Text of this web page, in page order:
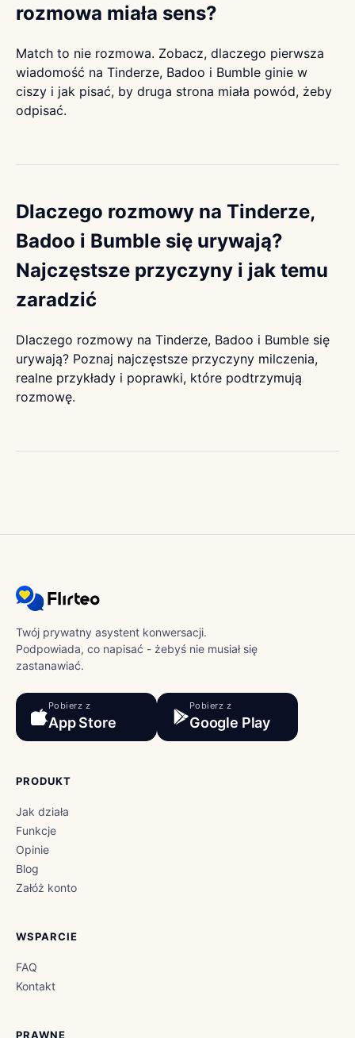
rozmowa miała sens?
Match to nie rozmowa. Zobacz, dlaczego pierwsza
wiadomość na Tinderze, Badoo i Bumble ginie w
ciszy i jak pisać, by druga strona miała powód, żeby
odpisać.
Dlaczego rozmowy na Tinderze,
Badoo i Bumble się urywają?
Najczęstsze przyczyny i jak temu
zaradzić
Dlaczego rozmowy na Tinderze, Badoo i Bumble się
urywają? Poznaj najczęstsze przyczyny milczenia,
realne przykłady i poprawki, które podtrzymują
rozmowę.
Twój prywatny asystent konwersacji.
Podpowiada, co napisać - żebyś nie musiał się
zastanawiać.
Pobierz z
App Store
Pobierz z
Google Play
PRODUKT
Jak działa
Funkcje
Opinie
Blog
Załóż konto
WSPARCIE
FAQ
Kontakt
PRAWNE